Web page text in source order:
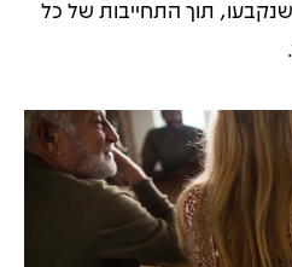
תוך התחייבות של כל